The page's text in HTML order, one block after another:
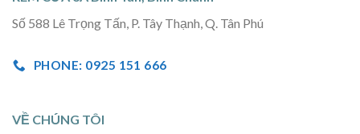
Số 588 Lê Trọng Tấn, P. Tây Thạnh, Q. Tân Phú
PHONE: 0925 151 666
VỀ CHÚNG TÔI